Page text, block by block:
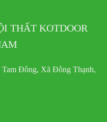
THẤT KOTDOOR
Đông, Xã Đông Thạnh,